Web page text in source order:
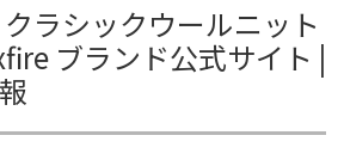
ラシックウールニット
ブランド公式サイト |